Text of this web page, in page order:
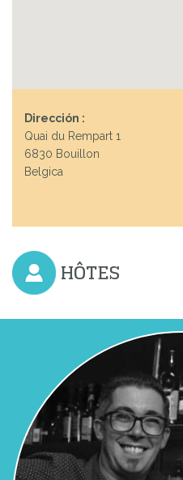
Dirección :
Quai du Rempart 1
6830 Bouillon
Belgica
HÔTES